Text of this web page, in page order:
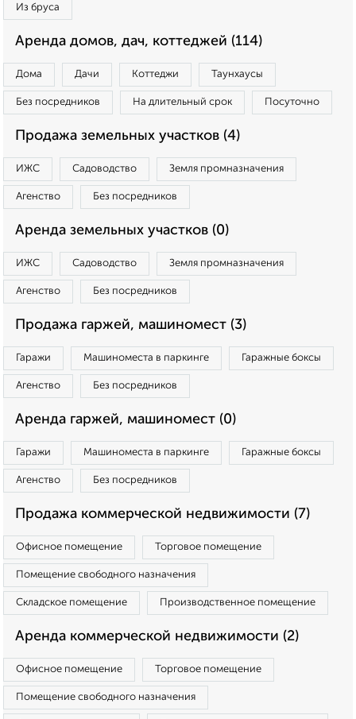
Из бруса
Аренда домов, дач, коттеджей (114)
Дома Дачи Коттеджи Таунхаусы
Без посредников На длительный срок Посуточно
Продажа земельных участков (4)
ИЖС Садоводство Земля промназначения
Агенство Без посредников
Аренда земельных участков (0)
ИЖС Садоводство Земля промназначения
Агенство Без посредников
Продажа гаржей, машиномест (3)
Гаражи Машиноместа в паркинге Гаражные боксы
Агенство Без посредников
Аренда гаржей, машиномест (0)
Гаражи Машиноместа в паркинге Гаражные боксы
Агенство Без посредников
Продажа коммерческой недвижимости (7)
Офисное помещение Торговое помещение
Помещение свободного назначения
Складское помещение Производственное помещение
Аренда коммерческой недвижимости (2)
Офисное помещение Торговое помещение
Помещение свободного назначения